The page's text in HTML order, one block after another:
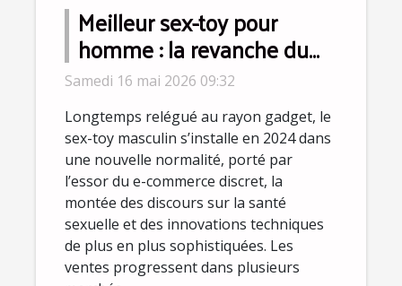
Meilleur sex-toy pour
homme : la revanche du
plaisir solo s'affirme en
2024
Samedi 16 mai 2026 09:32
Longtemps relégué au rayon gadget, le
sex-toy masculin s’installe en 2024 dans
une nouvelle normalité, porté par
l’essor du e-commerce discret, la
montée des discours sur la santé
sexuelle et des innovations techniques
de plus en plus sophistiquées. Les
ventes progressent dans plusieurs